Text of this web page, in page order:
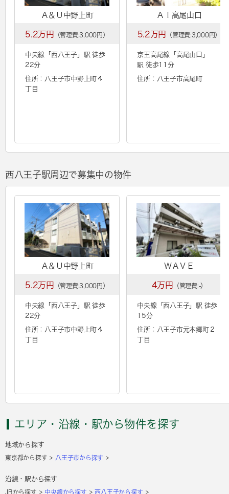
Ａ＆Ｕ中野上町
5.2万円 （管理費:3,000円）
中央線「 西八王子」駅 徒歩
22分
住所：八王子市中野上町４
丁目
ＡＩ高尾山口
5.2万円 （管理費:3,000円）
京王高尾線「 高尾山口
」
駅 徒歩11分
住所：八王子市高尾町
西八王子駅周辺で募集中の物件
Ａ＆Ｕ中野上町
5.2万円 （管理費:3,000円）
中央線「 西八王子」駅 徒歩
22分
住所：八王子市中野上町４
丁目
ＷＡＶＥ
4万円 （管理費:-）
中央線「 西八王子」駅 徒歩
15分
住所：八王子市元本郷町２
丁目
エリア・沿線・駅から物件を探す
地域から探す
東京都から探す 八王子市から探す
沿線・駅から探す
JRから探す 中央線から探す 西八王子から探す